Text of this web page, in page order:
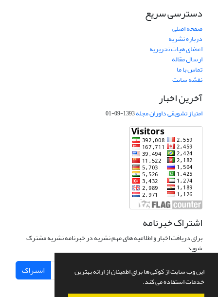
این وب سایت از کوکی ها برای اطمینان از ارائه بهترین
خدمات استفاده می کند.
دسترسی سریع
صفحه اصلی
درباره نشریه
اعضای هیات تحریریه
ارسال مقاله
تماس با ما
نقشه سایت
آخرین اخبار
امتیاز تشویقی داوران مجله1393-09-01
اشتراک خبرنامه
برای دریافت اخبار و اطلاعیه های مهم نشریه در خبرنامه نشریه مشترک
شوید.
اشتراک